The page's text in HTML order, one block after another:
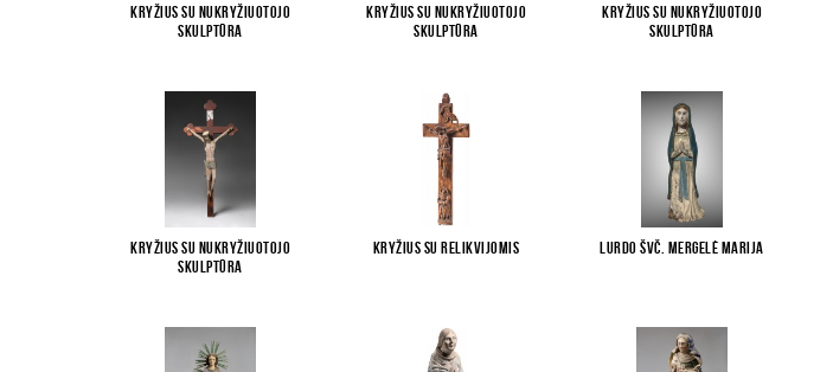
Kryžius su Nukryžiuotojo
skulptūra
Kryžius su Nukryžiuotojo
skulptūra
Kryžius su Nukryžiuotojo
skulptūra
Kryžius su Nukryžiuotojo
skulptūra
Kryžius su relikvijomis Lurdo Švč. Mergelė Marija